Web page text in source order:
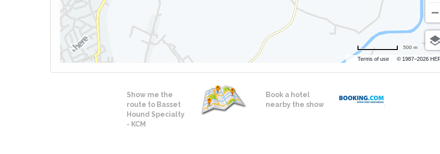
Terms of use © 1987–2026
500 m
Show me the
route to Basset
Hound Specialty
- KCM
Book a hotel
nearby the show